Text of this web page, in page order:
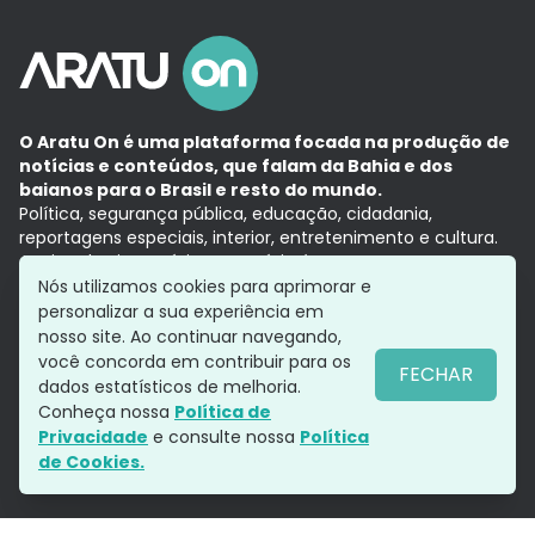
O Aratu On é uma plataforma focada na produção de
notícias e conteúdos, que falam da Bahia e dos
baianos para o Brasil e resto do mundo.
Política, segurança pública, educação, cidadania,
reportagens especiais, interior, entretenimento e cultura.
Aqui, tudo vira notícia e a notícia é no tempo presente,
com a credibilidade do Grupo Aratu.
Grupo Aratu
Política de privacidade
Siga-nos
Nós utilizamos cookies para aprimorar e
personalizar a sua experiência em
nosso site. Ao continuar navegando,
você concorda em contribuir para os
dados estatísticos de melhoria.
Conheça nossa Política de
Privacidade e consulte nossa Política
de Cookies.
FECHAR